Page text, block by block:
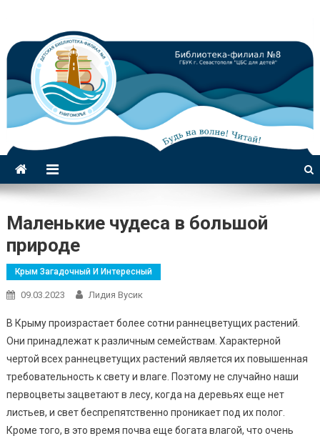
детей
Маленькие чудеса в большой
природе
Крым Загадочный И Интересный
09.03.2023 Лидия Вусик
В Крыму произрастает более сотни раннецветущих растений.
Они принадлежат к различным семействам. Характерной
чертой всех раннецветущих растений является их повышенная
требовательность к свету и влаге. Поэтому не случайно наши
первоцветы зацветают в лесу, когда на деревьях еще нет
листьев, и свет беспрепятственно проникает под их полог.
Кроме того, в это время почва еще богата влагой, что очень